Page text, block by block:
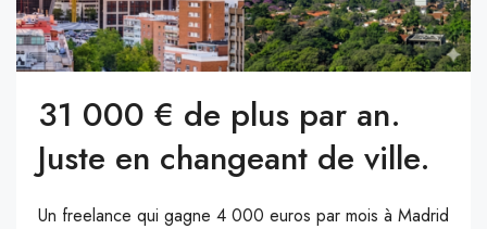
31 000 € de plus par an.
Juste en changeant de ville.
Un freelance qui gagne 4 000 euros par mois à Madrid